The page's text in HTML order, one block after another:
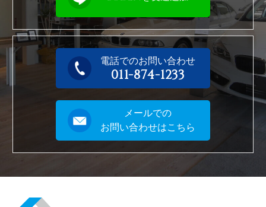
電話でのお問い合わせ
011-874-1233
メールでの
お問い合わせはこちら